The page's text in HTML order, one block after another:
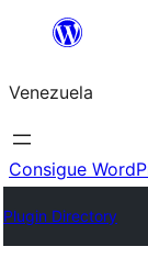
Saltar
contenido
Venezuela
Consigue
Plugin Directory